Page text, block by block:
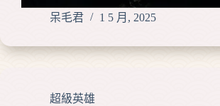
呆毛君 1 5 月, 2025
超級英雄